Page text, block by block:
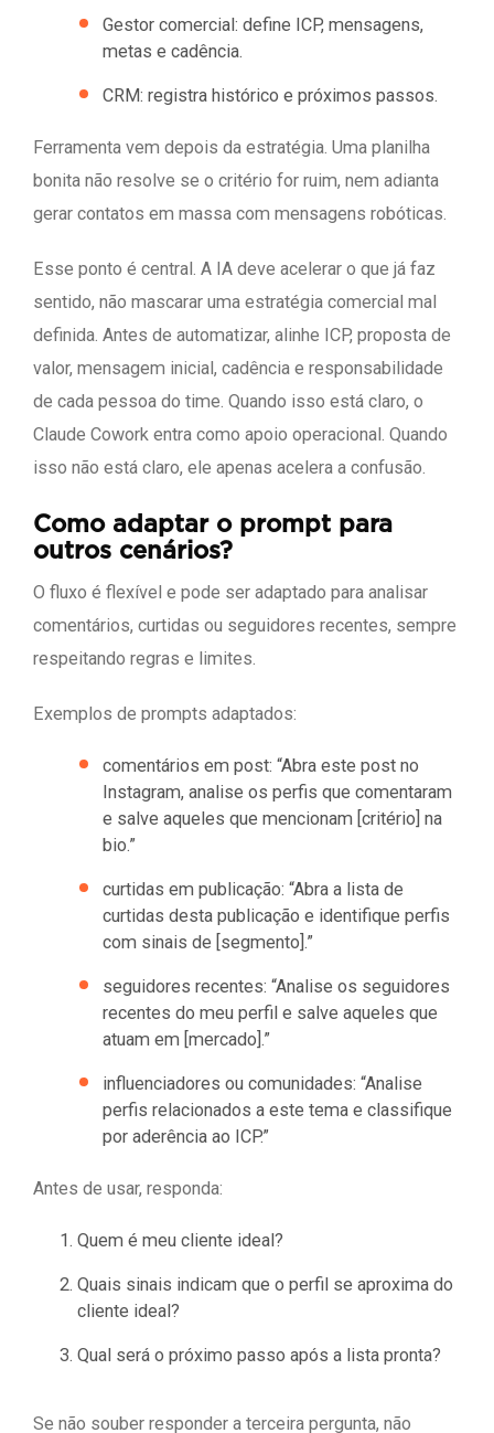
Gestor comercial: define ICP, mensagens,
metas e cadência.
CRM: registra histórico e próximos passos.
Ferramenta vem depois da estratégia. Uma planilha
bonita não resolve se o critério for ruim, nem adianta
gerar contatos em massa com mensagens robóticas.
Esse ponto é central. A IA deve acelerar o que já faz
sentido, não mascarar uma estratégia comercial mal
definida. Antes de automatizar, alinhe ICP, proposta de
valor, mensagem inicial, cadência e responsabilidade
de cada pessoa do time. Quando isso está claro, o
Claude Cowork entra como apoio operacional. Quando
isso não está claro, ele apenas acelera a confusão.
Como adaptar o prompt para
outros cenários?
O fluxo é flexível e pode ser adaptado para analisar
comentários, curtidas ou seguidores recentes, sempre
respeitando regras e limites.
Exemplos de prompts adaptados:
comentários em post: “Abra este post no
Instagram, analise os perfis que comentaram
e salve aqueles que mencionam [critério] na
bio.”
curtidas em publicação: “Abra a lista de
curtidas desta publicação e identifique perfis
com sinais de [segmento].”
seguidores recentes: “Analise os seguidores
recentes do meu perfil e salve aqueles que
atuam em [mercado].”
influenciadores ou comunidades: “Analise
perfis relacionados a este tema e classifique
por aderência ao ICP.”
Antes de usar, responda:
Quem é meu cliente ideal?
Quais sinais indicam que o perfil se aproxima do
cliente ideal?
Qual será o próximo passo após a lista pronta?
Se não souber responder a terceira pergunta, não